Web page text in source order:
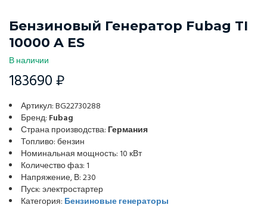
Бензиновый Генератор Fubag TI
10000 A ES
В наличии
183690 ₽
Артикул: BG22730288
Бренд: Fubag
Страна производства: Германия
Топливо: бензин
Номинальная мощность: 10 кВт
Количество фаз: 1
Напряжение, В: 230
Пуск: электростартер
Категория: Бензиновые генераторы